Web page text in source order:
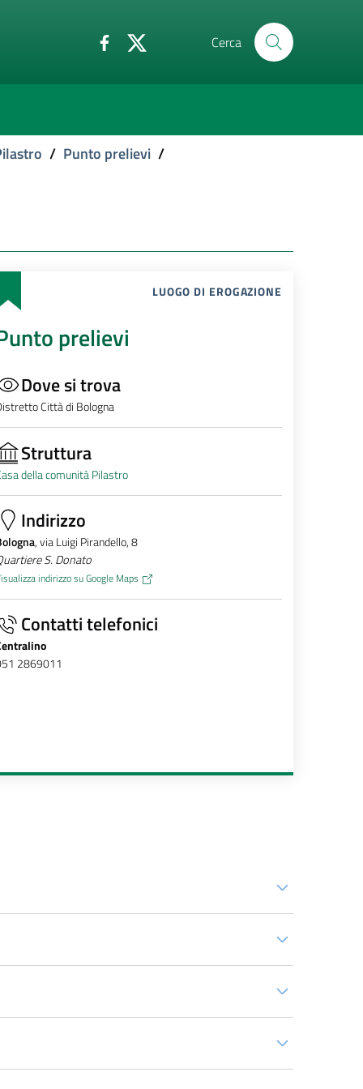
Cerca
/ Punto prelievi /
LUOGO DI EROGAZIONE
prelievi
Dove si trova
Città di Bologna
Struttura
della comunità Pilastro
Indirizzo
, via Luigi Pirandello, 8
S. Donato
indirizzo su Google Maps
Contatti telefonici
2869011